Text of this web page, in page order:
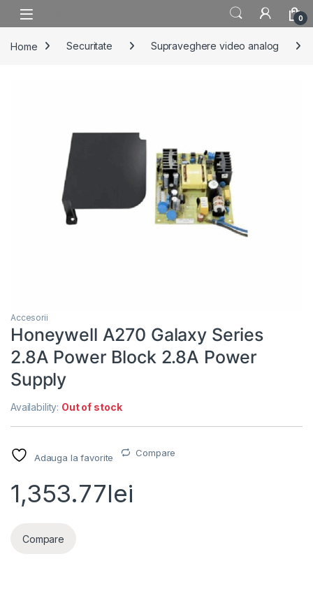
Skip to navigation
Skip to content
0
Home Securitate Supraveghere video analog
Accesorii
Honeywell A270 Galaxy Series
2.8A Power Block 2.8A Power
Supply
Availability: Out of stock
Adauga la favorite Compare
1,353.77lei
Compare